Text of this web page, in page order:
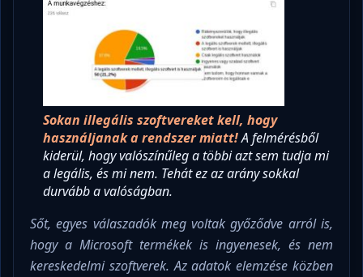
Sokan illegális szoftvereket kell, hogy
használjanak a rendszer miatt!A felmérésből
kiderül, hogy valószínűleg a többi azt sem tudja mi
a legális, és mi nem. Tehát ez az arány sokkal
durvább a valóságban.
Sőt, egyes válaszadók meg voltak győződve arról is,
hogy a Microsoft termékek is ingyenesek, és nem
kereskedelmi szoftverek. Az adatok elemzése közben